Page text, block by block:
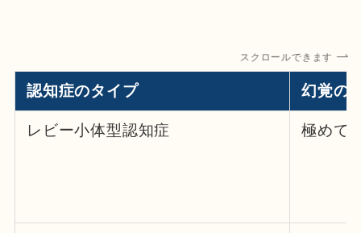
スクロールできます
認知症のタイプ 幻覚の
レビー小体型認知症 極めて